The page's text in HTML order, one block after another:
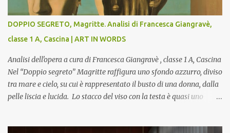
DOPPIO SEGRETO, Magritte. Analisi di Francesca Giangravè,
classe 1 A, Cascina | ART IN WORDS
Analisi dell'opera a cura di Francesca Giangravè , classe 1 A, Cascina
Nel “Doppio segreto” Magritte raffigura uno sfondo azzurro, diviso
tra mare e cielo, su cui è rappresentato il busto di una donna, dalla
pelle liscia e lucida. Lo stacco del viso con la testa è quasi uno